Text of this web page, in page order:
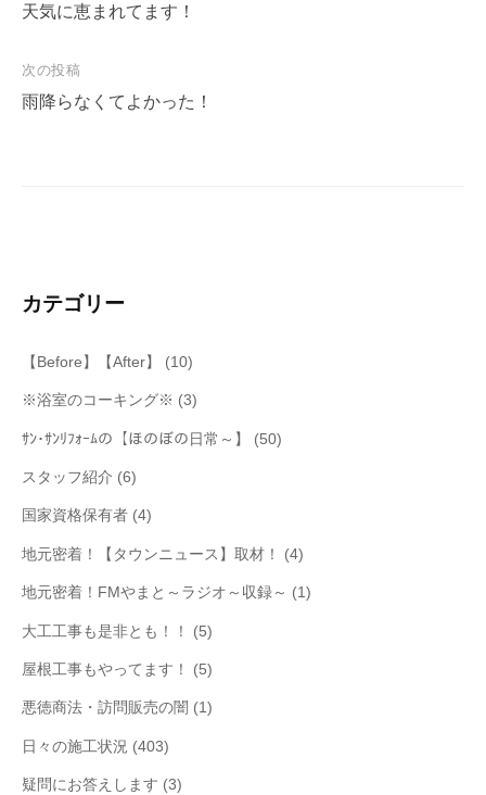
稿
ビ
ゲ
天気に恵まれてます！
次の投稿
雨降らなくてよかった！
カテゴリー
【Before】【After】 (10)
※浴室のコーキング※ (3)
ｻﾝ･ｻﾝﾘﾌｫｰﾑの【ほのぼの日常～】 (50)
スタッフ紹介 (6)
国家資格保有者 (4)
地元密着！【タウンニュース】取材！ (4)
地元密着！FMやまと～ラジオ～収録～ (1)
大工工事も是非とも！！ (5)
屋根工事もやってます！ (5)
悪徳商法・訪問販売の闇 (1)
日々の施工状況 (403)
疑問にお答えします (3)